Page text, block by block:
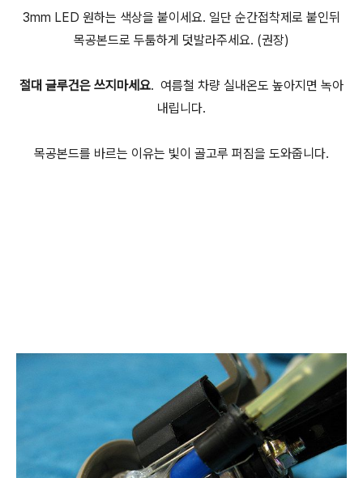
3mm LED 원하는 색상을 붙이세요. 일단 순간접착제로 붙인뒤
목공본드로 두툼하게 덧발라주세요. (권장)
절대 글루건은 쓰지마세요. 여름철 차량 실내온도 높아지면 녹아
내립니다.
목공본드를 바르는 이유는 빛이 골고루 퍼짐을 도와줍니다.